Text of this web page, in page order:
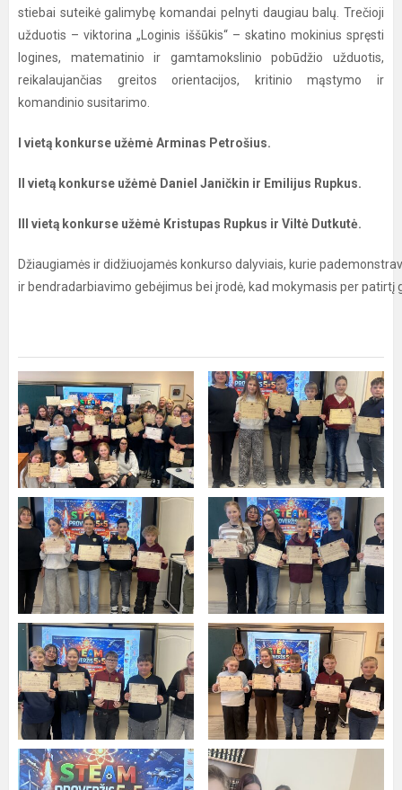
stiebai suteikė galimybę komandai pelnyti daugiau balų. Trečioji
užduotis – viktorina „Loginis iššūkis“ – skatino mokinius spręsti
logines, matematinio ir gamtamokslinio pobūdžio užduotis,
reikalaujančias greitos orientacijos, kritinio mąstymo ir
komandinio susitarimo.
I vietą konkurse užėmė Arminas Petrošius.
II vietą konkurse užėmė Daniel Janičkin ir Emilijus Rupkus.
III vietą konkurse užėmė Kristupas Rupkus ir Viltė Dutkutė.
Džiaugiamės ir didžiuojamės konkurso dalyviais, kurie
ir bendradarbiavimo gebėjimus bei įrodė, kad mokymasis per